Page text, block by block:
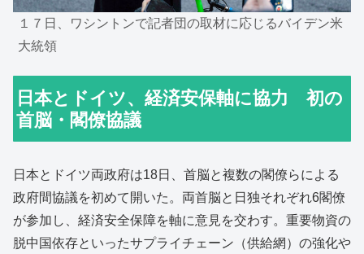
１７日、ワシントンで記者団の取材に応じるバイデン米
大統領
日本とドイツ、経済安保軸に協力 初の
首脳・閣僚協議
日本とドイツ両政府は18日、首脳と複数の閣僚らによる
政府間協議を初めて開いた。両首脳と日独それぞれ6閣僚
が参加し、経済安全保障を軸に意見を交わす。重要物資の
脱中国依存といったサプライチェーン（供給網）の強化や